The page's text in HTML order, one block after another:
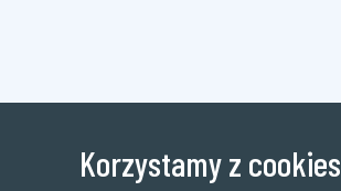
Korzystamy z cookies